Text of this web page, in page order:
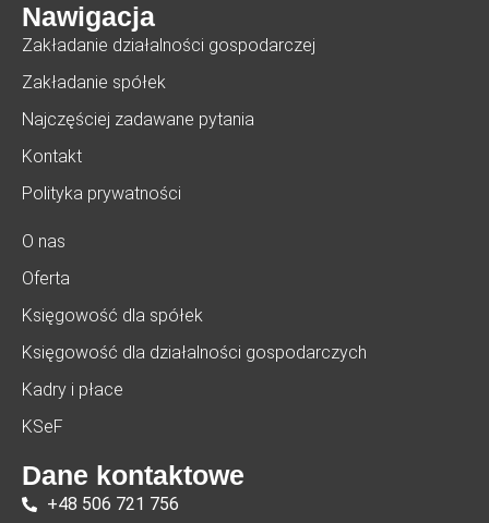
Dane kontaktowe
+48 506 721 756
O nas
Oferta
Księgowość dla spółek
Księgowość dla działalności gospodarczych
Kadry i płace
KSeF
Nawigacja
Zakładanie działalności gospodarczej
Zakładanie spółek
Najczęściej zadawane pytania
Kontakt
Polityka prywatności